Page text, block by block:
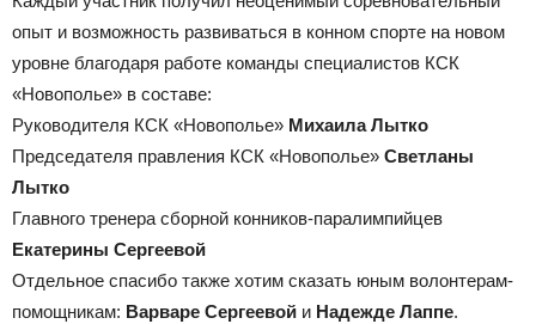
опыт и возможность развиваться в конном спорте на новом
уровне благодаря работе команды специалистов КСК
«Новополье» в составе:
Руководителя КСК «Новополье» Михаила Лытко
Председателя правления КСК «Новополье» Светланы
Лытко
Главного тренера сборной конников-паралимпийцев
Екатерины Сергеевой
Отдельное спасибо также хотим сказать юным волонтерам-
помощникам: Варваре Сергеевой и Надежде Лаппе.